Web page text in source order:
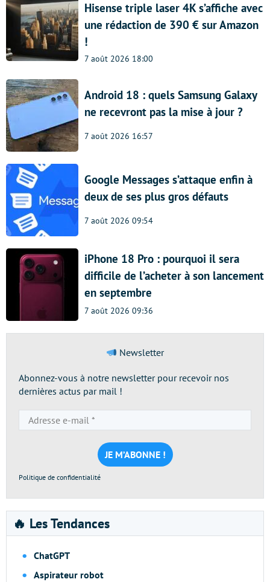
Hisense triple laser 4K s’affiche avec
une rédaction de 390 € sur Amazon
!
7 août 2026 18:00
Android 18 : quels Samsung Galaxy
ne recevront pas la mise à jour ?
7 août 2026 16:57
Google Messages s’attaque enfin à
deux de ses plus gros défauts
7 août 2026 09:54
iPhone 18 Pro : pourquoi il sera
difficile de l’acheter à son lancement
en septembre
7 août 2026 09:36
Newsletter
Abonnez-vous à notre newsletter pour recevoir nos
dernières actus par mail !
e-
mail
*
Politique de confidentialité
🔥 Les Tendances
ChatGPT
Aspirateur robot